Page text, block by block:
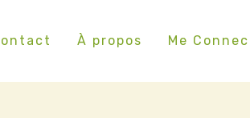
À propos Me